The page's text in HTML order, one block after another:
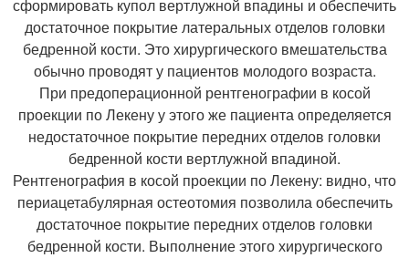
сформировать купол вертлужной впадины и обеспечить
достаточное покрытие латеральных отделов головки
бедренной кости. Это хирургического вмешательства
обычно проводят у пациентов молодого возраста.
При предоперационной рентгенографии в косой
проекции по Лекену у этого же пациента определяется
недостаточное покрытие передних отделов головки
бедренной кости вертлужной впадиной.
Рентгенография в косой проекции по Лекену: видно, что
периацетабулярная остеотомия позволила обеспечить
достаточное покрытие передних отделов головки
бедренной кости. Выполнение этого хирургического